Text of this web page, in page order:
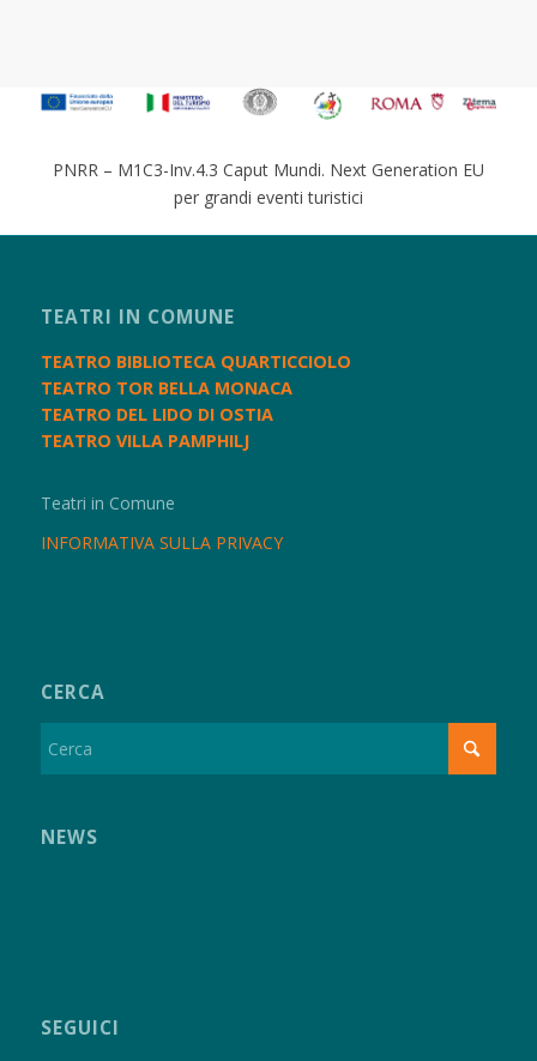
PNRR – M1C3-Inv.4.3 Caput Mundi. Next Generation EU
per grandi eventi turistici
TEATRI IN COMUNE
TEATRO BIBLIOTECA QUARTICCIOLO
TEATRO TOR BELLA MONACA
TEATRO DEL LIDO DI OSTIA
TEATRO VILLA PAMPHILJ
Teatri in Comune
INFORMATIVA SULLA PRIVACY
CERCA
NEWS
SEGUICI